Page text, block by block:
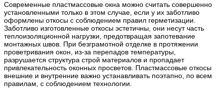
Современные пластмассовые окна можно считать совершенно
установленными только в этом случае, если у их заботливо
оформлены откосы с соблюдением правил герметизации.
Заботливо изготовленные откосы эстетичны, они несут часть
теплоизоляционной нагрузки, предотвращая запотевание
монтажных швов. При безграмотной отделке в протяжении
проветривания окон, из-за перепадов температуры,
разрушается структура строй материалов и пропадает
привлекательность оконных просветов. Пластмассовые откосы
внешние и внутренние важно устанавливать поэтапно, по всем
правилам, с соблюдением технологии.